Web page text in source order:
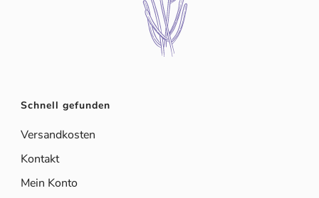
Schnell gefunden
Versandkosten
Kontakt
Mein Konto